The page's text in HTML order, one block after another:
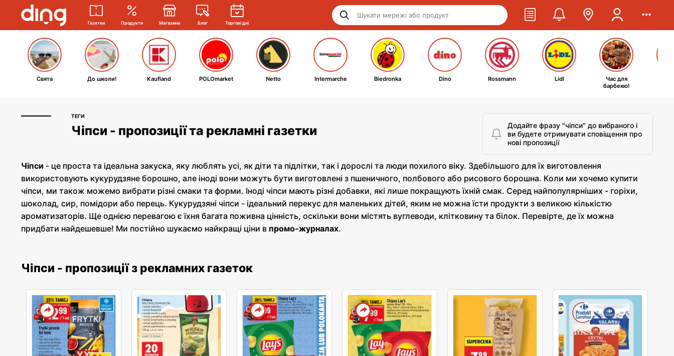
Газетки Продукти Магазини Блог Торгові дні
Свята До школи! Kaufland POLOmarket Netto Intermarche Biedronka Dino Rossmann Lidl
Час для
барбекю!
ТЕГИ
Чіпси - пропозиції та рекламні газетки
Додайте фразу "чіпси" до вибраного і
ви будете отримувати сповіщення про
нові пропозиції
Чіпси - це проста та ідеальна закуска, яку люблять усі, як діти та підлітки, так і дорослі та люди похилого віку. Здебільшого для їх виготовлення
використовують кукурудзяне борошно, але іноді вони можуть бути виготовлені з пшеничного, полбового або рисового борошна. Коли ми хочемо купити
чіпси, ми також можемо вибрати різні смаки та форми. Іноді чіпси мають різні добавки, які лише покращують їхній смак. Серед найпопулярніших - горіхи,
шоколад, сир, помідори або перець. Кукурудзяні чіпси - ідеальний перекус для маленьких дітей, яким не можна їсти продукти з великою кількістю
ароматизаторів. Ще однією перевагою є їхня багата поживна цінність, оскільки вони містять вуглеводи, клітковину та білок. Перевірте, де їх можна
придбати найдешевше! Ми постійно шукаємо найкращі ціни в промо-журналах.
Чіпси - пропозиції з рекламних газеток